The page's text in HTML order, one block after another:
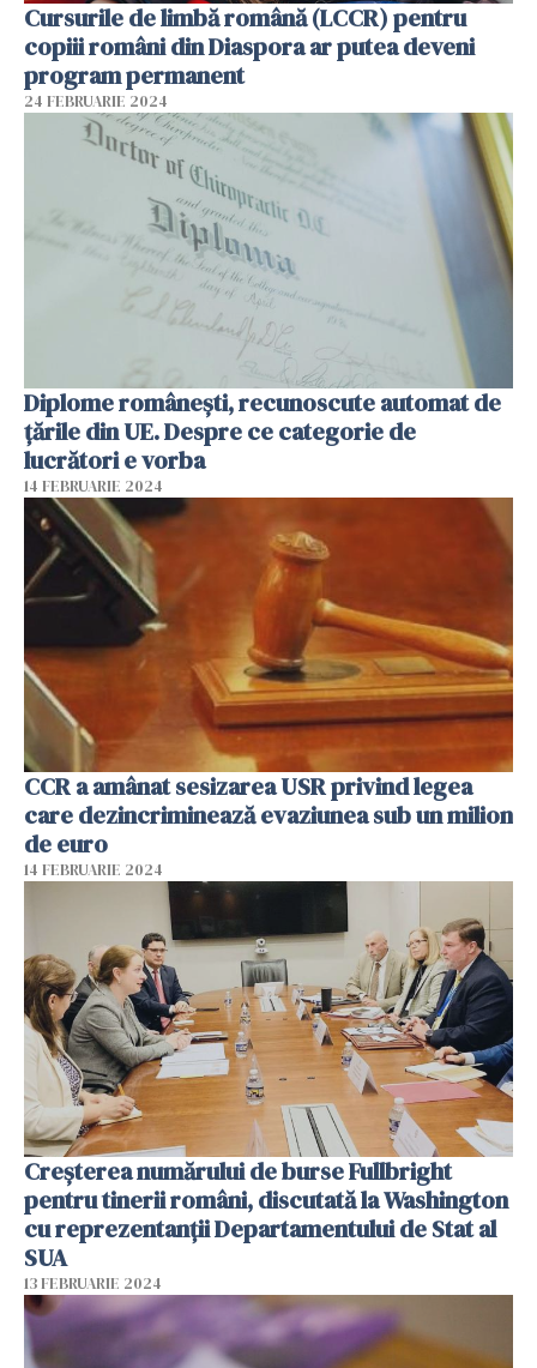
Cursurile de limbă română (LCCR) pentru
copiii români din Diaspora ar putea deveni
program permanent
24 FEBRUARIE 2024
Diplome românești, recunoscute automat de
țările din UE. Despre ce categorie de
lucrători e vorba
14 FEBRUARIE 2024
CCR a amânat sesizarea USR privind legea
care dezincriminează evaziunea sub un milion
de euro
14 FEBRUARIE 2024
Creșterea numărului de burse Fullbright
pentru tinerii români, discutată la Washington
cu reprezentanții Departamentului de Stat al
SUA
13 FEBRUARIE 2024